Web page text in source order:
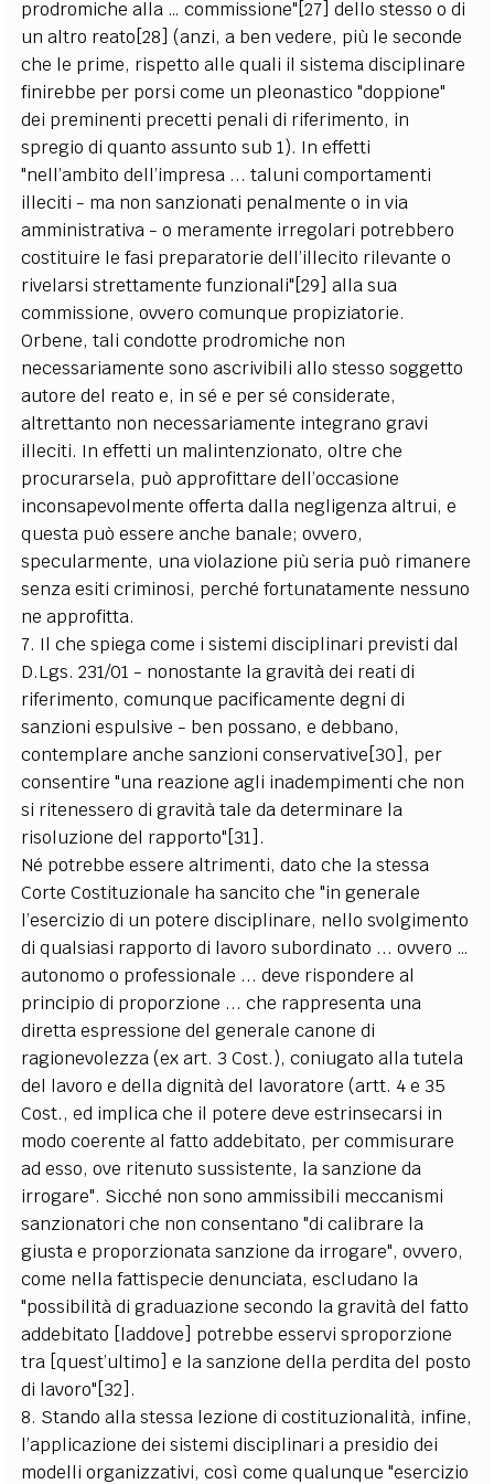
prodromiche alla … commissione"[27] dello stesso o di
un altro reato[28] (anzi, a ben vedere, più le seconde
che le prime, rispetto alle quali il sistema disciplinare
finirebbe per porsi come un pleonastico "doppione"
dei preminenti precetti penali di riferimento, in
spregio di quanto assunto sub 1). In effetti
"nell’ambito dell’impresa ... taluni comportamenti
illeciti - ma non sanzionati penalmente o in via
amministrativa - o meramente irregolari potrebbero
costituire le fasi preparatorie dell’illecito rilevante o
rivelarsi strettamente funzionali"[29] alla sua
commissione, ovvero comunque propiziatorie.
Orbene, tali condotte prodromiche non
necessariamente sono ascrivibili allo stesso soggetto
autore del reato e, in sé e per sé considerate,
altrettanto non necessariamente integrano gravi
illeciti. In effetti un malintenzionato, oltre che
procurarsela, può approfittare dell’occasione
inconsapevolmente offerta dalla negligenza altrui, e
questa può essere anche banale; ovvero,
specularmente, una violazione più seria può rimanere
senza esiti criminosi, perché fortunatamente nessuno
ne approfitta.
7. Il che spiega come i sistemi disciplinari previsti dal
D.Lgs. 231/01 - nonostante la gravità dei reati di
riferimento, comunque pacificamente degni di
sanzioni espulsive - ben possano, e debbano,
contemplare anche sanzioni conservative[30], per
consentire "una reazione agli inadempimenti che non
si ritenessero di gravità tale da determinare la
risoluzione del rapporto"[31].
Né potrebbe essere altrimenti, dato che la stessa
Corte Costituzionale ha sancito che "in generale
l’esercizio di un potere disciplinare, nello svolgimento
di qualsiasi rapporto di lavoro subordinato ... ovvero …
autonomo o professionale ... deve rispondere al
principio di proporzione ... che rappresenta una
diretta espressione del generale canone di
ragionevolezza (ex art. 3 Cost.), coniugato alla tutela
del lavoro e della dignità del lavoratore (artt. 4 e 35
Cost., ed implica che il potere deve estrinsecarsi in
modo coerente al fatto addebitato, per commisurare
ad esso, ove ritenuto sussistente, la sanzione da
irrogare". Sicché non sono ammissibili meccanismi
sanzionatori che non consentano "di calibrare la
giusta e proporzionata sanzione da irrogare", ovvero,
come nella fattispecie denunciata, escludano la
"possibilità di graduazione secondo la gravità del fatto
addebitato [laddove] potrebbe esservi sproporzione
tra [quest’ultimo] e la sanzione della perdita del posto
di lavoro"[32].
8. Stando alla stessa lezione di costituzionalità, infine,
l’applicazione dei sistemi disciplinari a presidio dei
modelli organizzativi, così come qualunque "esercizio